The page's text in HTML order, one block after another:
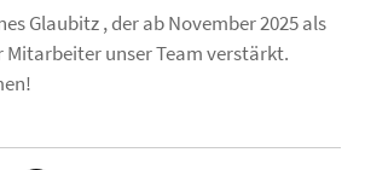
Glaubitz , der ab November 2025 als
unser Team verstärkt.